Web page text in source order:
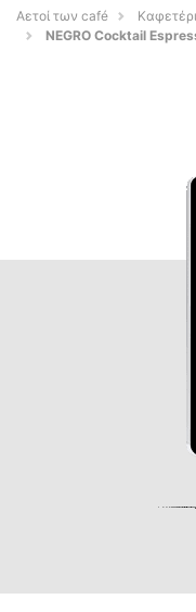
Αετοί των café
NEGRO Cocktail